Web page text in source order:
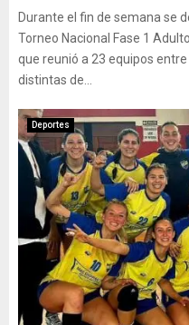
Durante el fin de semana se
Torneo Nacional Fase 1
que reunió a 23 equipos
distintas de...
Deportes